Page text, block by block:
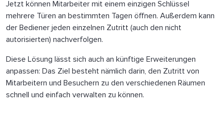
Jetzt können Mitarbeiter mit einem einzigen Schlüssel
mehrere Türen an bestimmten Tagen öffnen. Außerdem kann
der Bediener jeden einzelnen Zutritt (auch den nicht
autorisierten) nachverfolgen.
Diese Lösung lässt sich auch an künftige Erweiterungen
anpassen: Das Ziel besteht nämlich darin, den Zutritt von
Mitarbeitern und Besuchern zu den verschiedenen Räumen
schnell und einfach verwalten zu können.